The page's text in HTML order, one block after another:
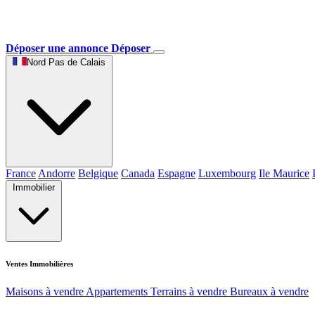
Déposer une annonce Déposer
Nord Pas de Calais
France Andorre Belgique Canada Espagne Luxembourg Ile Maurice
Immobilier
Ventes Immobilières
Maisons à vendre Appartements Terrains à vendre Bureaux à vendre